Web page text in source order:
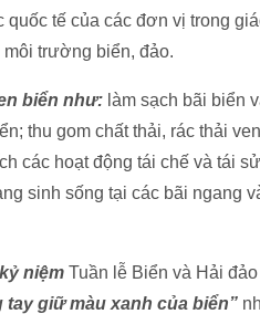
tế của các đơn vị trong
trường biển, đảo.
biển như: làm sạch bãi biển
thu gom chất thải, rác thải
các hoạt động tái chế và tái
sinh sống tại các bãi ngang
niệm Tuần lễ Biển và Hải
tay giữ màu xanh của biển”